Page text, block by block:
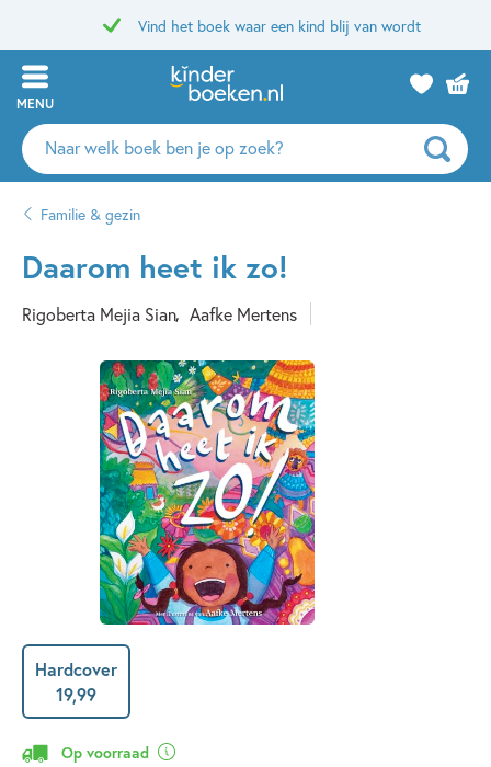
Vind het boek waar een kind blij van wordt
MENU
Zoeken
naar
auteurs
uitgevers
Familie & gezin
Daarom heet ik zo!
Rigoberta Mejia Sian Aafke Mertens
Hardcover
19,99
Op voorraad